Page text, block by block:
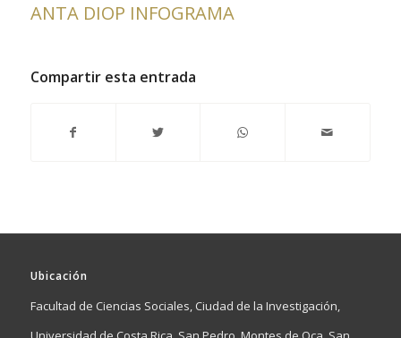
ANTA DIOP INFOGRAMA
Compartir esta entrada
Ubicación
Facultad de Ciencias Sociales, Ciudad de la Investigación,